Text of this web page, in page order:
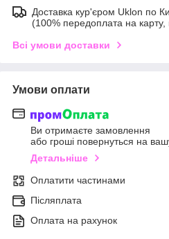
Доставка кур'єром Uklon по
(100% передоплата на карту,
Всі умови доставки
Умови оплати
Ви отримаєте замовлення
або гроші повернуться на
Детальніше
Оплатити частинами
Післяплата
Оплата на рахунок